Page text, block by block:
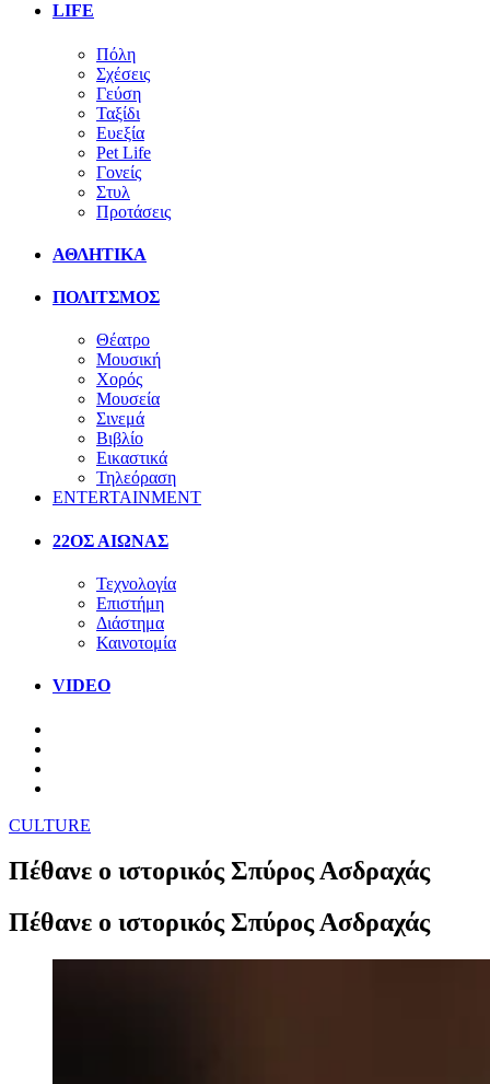
LIFE
Πόλη
Σχέσεις
Γεύση
Ταξίδι
Ευεξία
Pet Life
Γονείς
Στυλ
Προτάσεις
ΑΘΛΗΤΙΚΑ
ΠΟΛΙΤΣΜΟΣ
Θέατρο
Μουσική
Χορός
Μουσεία
Σινεμά
Βιβλίο
Εικαστικά
Τηλεόραση
ENTERTAINMENT
22ΟΣ ΑΙΩΝΑΣ
Τεχνολογία
Επιστήμη
Διάστημα
Καινοτομία
VIDEO
CULTURE
Πέθανε ο ιστορικός Σπύρος Ασδραχάς
Πέθανε ο ιστορικός Σπύρος Ασδραχάς